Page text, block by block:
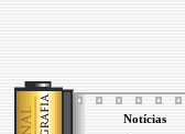
Notícias